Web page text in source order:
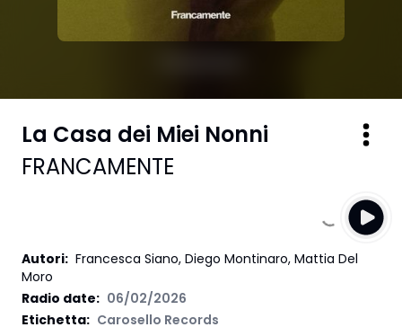
La Casa dei Miei Nonni
FRANCAMENTE
Autori: Francesca Siano, Diego Montinaro, Mattia Del
Moro
Radio date: 06/02/2026
Etichetta: Carosello Records